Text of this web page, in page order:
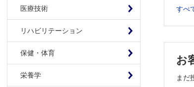
医療技術
リハビリテーション
保健・体育
栄養学
写
すべ
お
まだ